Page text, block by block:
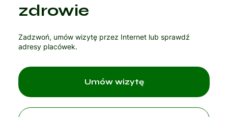
zdrowie
Zadzwoń, umów wizytę przez Internet lub sprawdź
adresy placówek.
Umów wizytę